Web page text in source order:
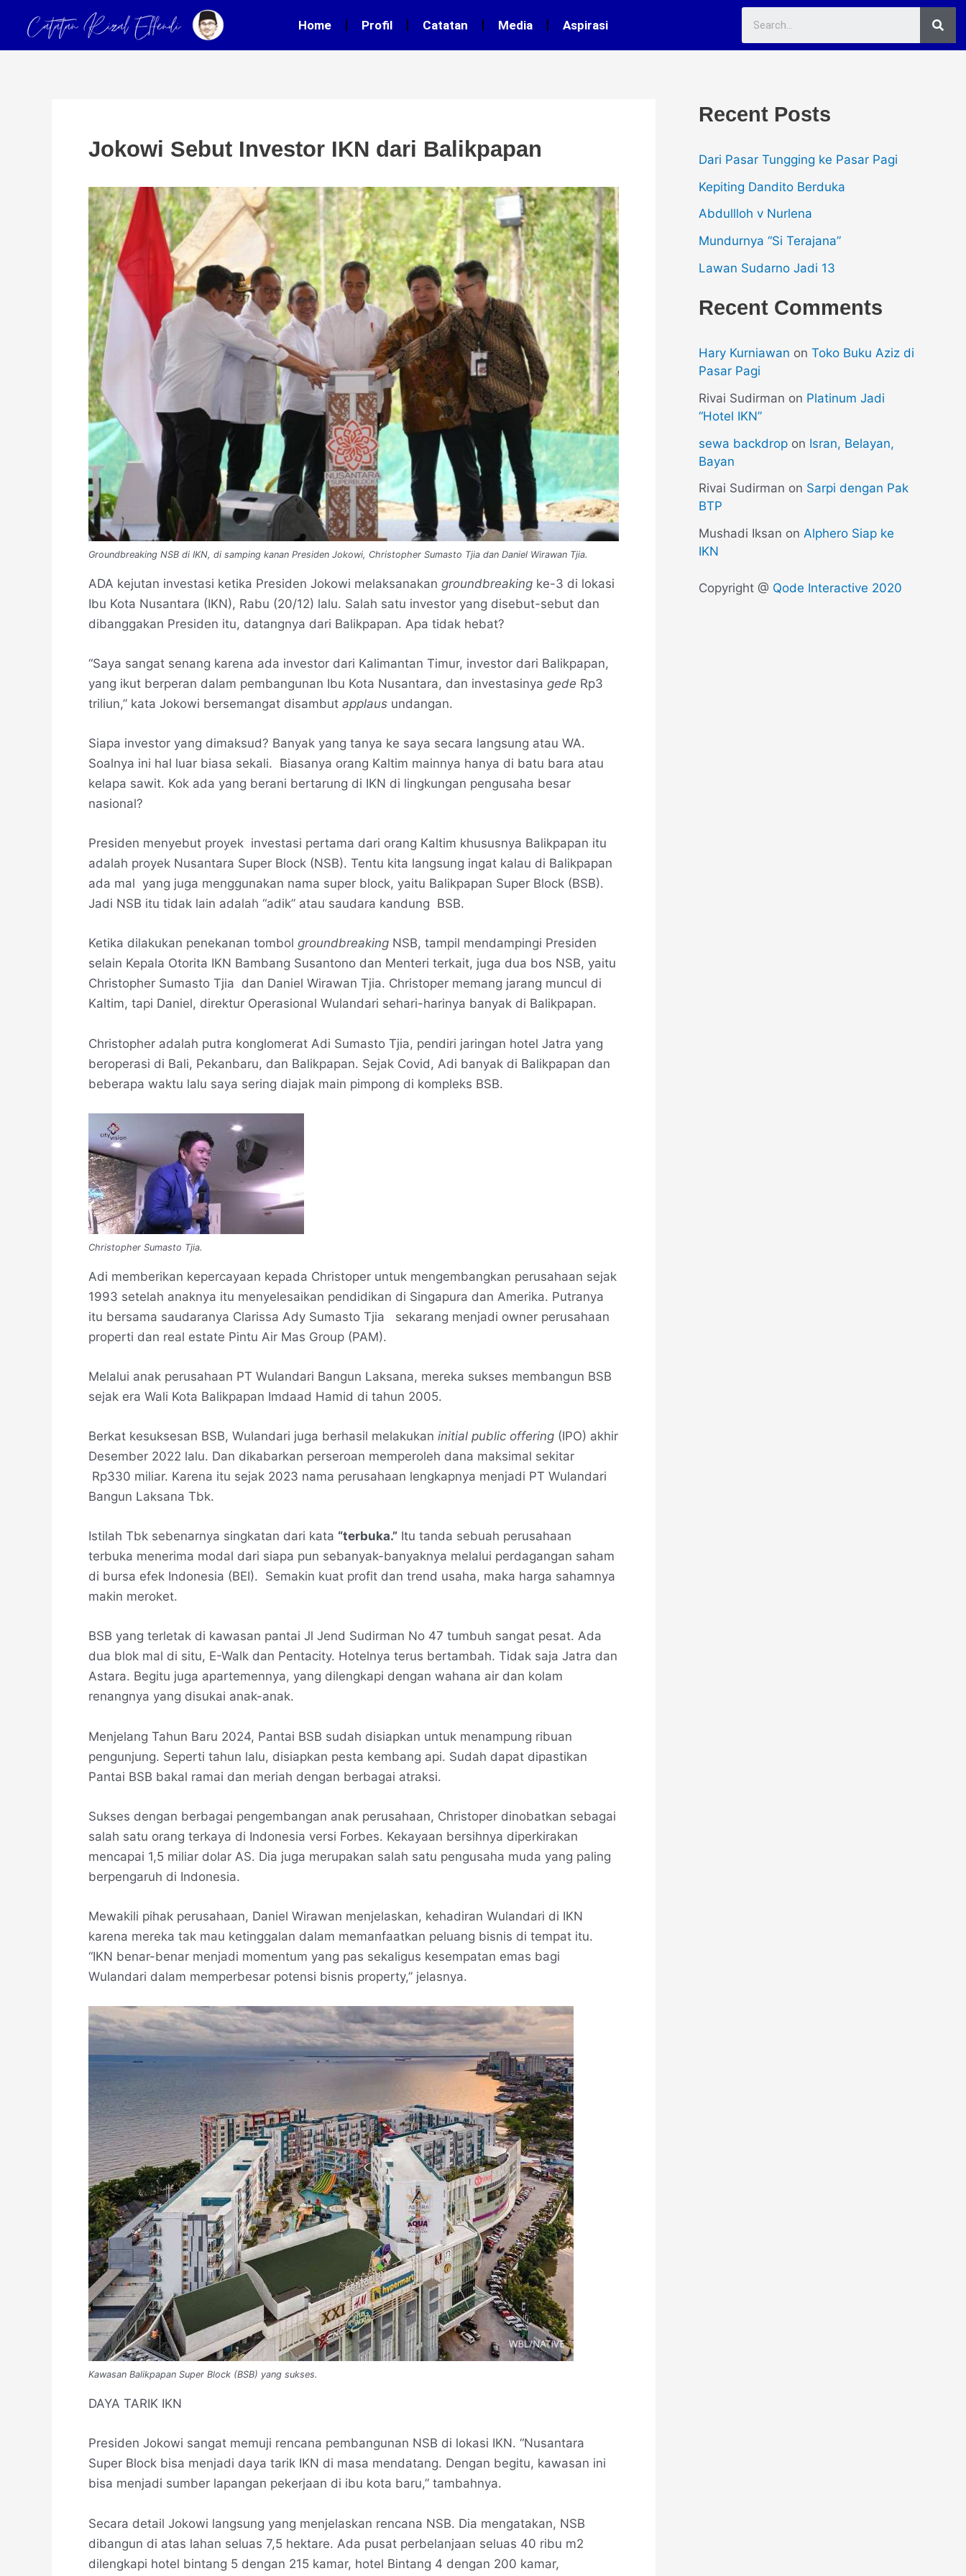
content
Home Profil Catatan Media Aspirasi
Jokowi Sebut Investor IKN dari Balikpapan
Groundbreaking NSB di IKN, di samping kanan Presiden Jokowi, Christopher Sumasto Tjia dan Daniel Wirawan Tjia.
ADA kejutan investasi ketika Presiden Jokowi melaksanakan groundbreaking ke-3 di lokasi
Ibu Kota Nusantara (IKN), Rabu (20/12) lalu. Salah satu investor yang disebut-sebut dan
dibanggakan Presiden itu, datangnya dari Balikpapan. Apa tidak hebat?
“Saya sangat senang karena ada investor dari Kalimantan Timur, investor dari Balikpapan,
yang ikut berperan dalam pembangunan Ibu Kota Nusantara, dan investasinya gede Rp3
triliun,” kata Jokowi bersemangat disambut applaus undangan.
Siapa investor yang dimaksud? Banyak yang tanya ke saya secara langsung atau WA.
Soalnya ini hal luar biasa sekali. Biasanya orang Kaltim mainnya hanya di batu bara atau
kelapa sawit. Kok ada yang berani bertarung di IKN di lingkungan pengusaha besar
nasional?
Presiden menyebut proyek investasi pertama dari orang Kaltim khususnya Balikpapan itu
adalah proyek Nusantara Super Block (NSB). Tentu kita langsung ingat kalau di Balikpapan
ada mal yang juga menggunakan nama super block, yaitu Balikpapan Super Block (BSB).
Jadi NSB itu tidak lain adalah “adik” atau saudara kandung BSB.
Ketika dilakukan penekanan tombol groundbreaking NSB, tampil mendampingi Presiden
selain Kepala Otorita IKN Bambang Susantono dan Menteri terkait, juga dua bos NSB, yaitu
Christopher Sumasto Tjia dan Daniel Wirawan Tjia. Christoper memang jarang muncul di
Kaltim, tapi Daniel, direktur Operasional Wulandari sehari-harinya banyak di Balikpapan.
Christopher adalah putra konglomerat Adi Sumasto Tjia, pendiri jaringan hotel Jatra yang
beroperasi di Bali, Pekanbaru, dan Balikpapan. Sejak Covid, Adi banyak di Balikpapan dan
beberapa waktu lalu saya sering diajak main pimpong di kompleks BSB.
Christopher Sumasto Tjia.
Adi memberikan kepercayaan kepada Christoper untuk mengembangkan perusahaan sejak
1993 setelah anaknya itu menyelesaikan pendidikan di Singapura dan Amerika. Putranya
itu bersama saudaranya Clarissa Ady Sumasto Tjia sekarang menjadi owner perusahaan
properti dan real estate Pintu Air Mas Group (PAM).
Melalui anak perusahaan PT Wulandari Bangun Laksana, mereka sukses membangun BSB
sejak era Wali Kota Balikpapan Imdaad Hamid di tahun 2005.
Berkat kesuksesan BSB, Wulandari juga berhasil melakukan initial public offering (IPO) akhir
Desember 2022 lalu. Dan dikabarkan perseroan memperoleh dana maksimal sekitar
Rp330 miliar. Karena itu sejak 2023 nama perusahaan lengkapnya menjadi PT Wulandari
Bangun Laksana Tbk.
Istilah Tbk sebenarnya singkatan dari kata “terbuka.” Itu tanda sebuah perusahaan
terbuka menerima modal dari siapa pun sebanyak-banyaknya melalui perdagangan saham
di bursa efek Indonesia (BEI). Semakin kuat profit dan trend usaha, maka harga sahamnya
makin meroket.
BSB yang terletak di kawasan pantai Jl Jend Sudirman No 47 tumbuh sangat pesat. Ada
dua blok mal di situ, E-Walk dan Pentacity. Hotelnya terus bertambah. Tidak saja Jatra dan
Astara. Begitu juga apartemennya, yang dilengkapi dengan wahana air dan kolam
renangnya yang disukai anak-anak.
Menjelang Tahun Baru 2024, Pantai BSB sudah disiapkan untuk menampung ribuan
pengunjung. Seperti tahun lalu, disiapkan pesta kembang api. Sudah dapat dipastikan
Pantai BSB bakal ramai dan meriah dengan berbagai atraksi.
Sukses dengan berbagai pengembangan anak perusahaan, Christoper dinobatkan sebagai
salah satu orang terkaya di Indonesia versi Forbes. Kekayaan bersihnya diperkirakan
mencapai 1,5 miliar dolar AS. Dia juga merupakan salah satu pengusaha muda yang paling
berpengaruh di Indonesia.
Mewakili pihak perusahaan, Daniel Wirawan menjelaskan, kehadiran Wulandari di IKN
karena mereka tak mau ketinggalan dalam memanfaatkan peluang bisnis di tempat itu.
“IKN benar-benar menjadi momentum yang pas sekaligus kesempatan emas bagi
Wulandari dalam memperbesar potensi bisnis property,” jelasnya.
Kawasan Balikpapan Super Block (BSB) yang sukses.
DAYA TARIK IKN
Presiden Jokowi sangat memuji rencana pembangunan NSB di lokasi IKN. “Nusantara
Super Block bisa menjadi daya tarik IKN di masa mendatang. Dengan begitu, kawasan ini
bisa menjadi sumber lapangan pekerjaan di ibu kota baru,” tambahnya.
Secara detail Jokowi langsung yang menjelaskan rencana NSB. Dia mengatakan, NSB
dibangun di atas lahan seluas 7,5 hektare. Ada pusat perbelanjaan seluas 40 ribu m2
dilengkapi hotel bintang 5 dengan 215 kamar, hotel Bintang 4 dengan 200 kamar,
navigation
Recent Posts
Dari Pasar Tungging ke Pasar Pagi
Kepiting Dandito Berduka
Abdullloh v Nurlena
Mundurnya “Si Terajana”
Lawan Sudarno Jadi 13
Recent Comments
Hary Kurniawan on Toko Buku Aziz di
Pasar Pagi
Rivai Sudirman on Platinum Jadi
“Hotel IKN”
sewa backdrop on Isran, Belayan,
Bayan
Rivai Sudirman on Sarpi dengan Pak
BTP
Mushadi Iksan on Alphero Siap ke
IKN
Copyright @ Qode Interactive 2020